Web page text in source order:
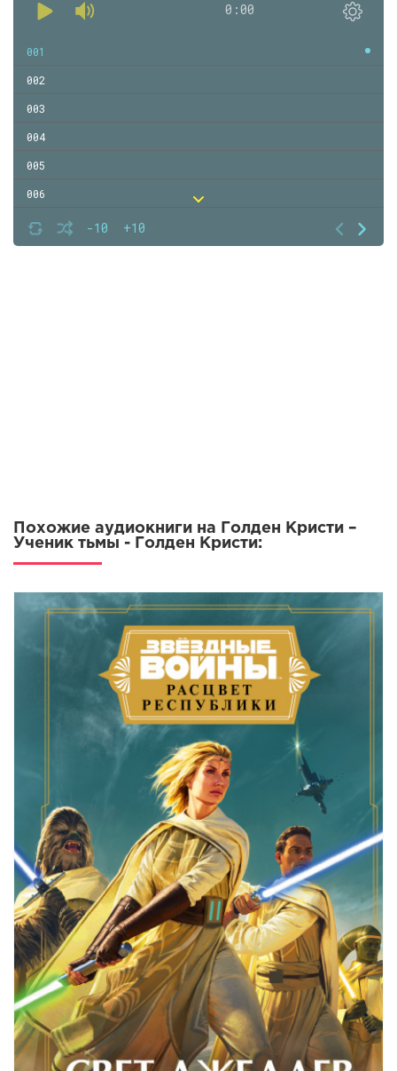
0:00
-10 +10
001
002
003
004
005
006
007
008
018
019
020
028
029
030
031
032
033
034
035
036
Похожие аудиокниги на Голден Кристи –
Ученик тьмы - Голден Кристи: